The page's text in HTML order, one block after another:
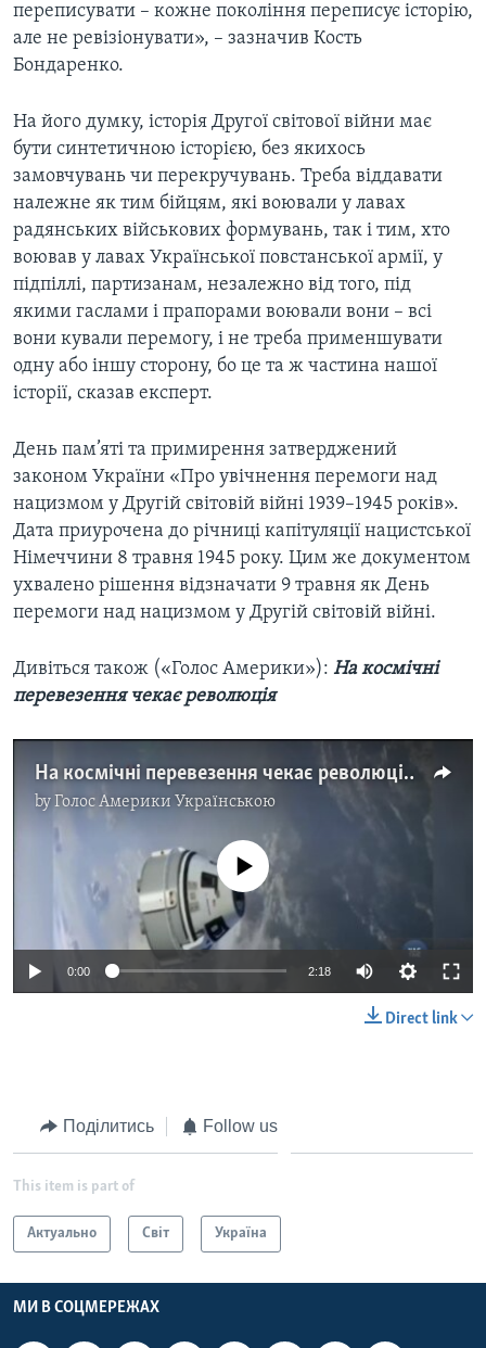
переписувати – кожне покоління переписує історію,
але не ревізіонувати», – зазначив Кость
Бондаренко.
На його думку, історія Другої світової війни має
бути синтетичною історією, без якихось
замовчувань чи перекручувань. Треба віддавати
належне як тим бійцям, які воювали у лавах
радянських військових формувань, так і тим, хто
воював у лавах Української повстанської армії, у
підпіллі, партизанам, незалежно від того, під
якими гаслами і прапорами воювали вони – всі
вони кували перемогу, і не треба применшувати
одну або іншу сторону, бо це та ж частина нашої
історії, сказав експерт.
День пам’яті та примирення затверджений
законом України «Про увічнення перемоги над
нацизмом у Другій світовій війні 1939–1945 років».
Дата приурочена до річниці капітуляції нацистської
Німеччини 8 травня 1945 року. Цим же документом
ухвалено рішення відзначати 9 травня як День
перемоги над нацизмом у Другій світовій війні.
Дивіться також («Голос Америки»): На космічні
перевезення чекає революція
На космічні перевезення чекає революція. Відео
byГолос Америки Українською
No media source currently available
0:00 2:18
Direct link
Поділитись Follow us
This item is part of
Актуально Світ Україна
МИ В СОЦМЕРЕЖАХ